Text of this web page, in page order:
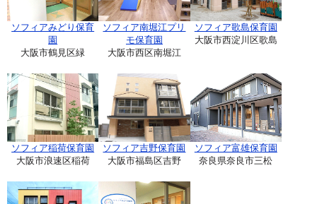
ソフィアみどり保育
園
大阪市鶴見区緑
ソフィア南堀江プリ
モ保育園
大阪市西区南堀江
ソフィア歌島保育園
大阪市西淀川区歌島
ソフィア稲荷保育園
大阪市浪速区稲荷
ソフィア吉野保育園
大阪市福島区吉野
ソフィア富雄保育園
奈良県奈良市三松